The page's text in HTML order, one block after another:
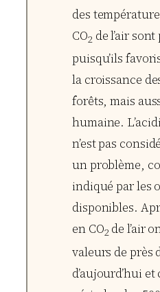
des
CO2 de l’air
puisqu’ils
la croissance
forêts, mais
humaine.
n’est pas
un problème,
indiqué par les
disponibles.
en CO2 de l’air
valeurs de près
d’aujourd’hui